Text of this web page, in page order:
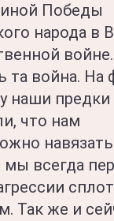
Победы
народа в
та война. На
наши предки
что нам
всегда
Так же и